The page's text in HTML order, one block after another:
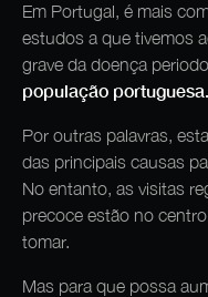
Em Portugal, é mais
estudos a que tivemos
grave da doença
população portuguesa.
Por outras palavras,
das principais causas
No entanto, as visitas
precoce estão no
tomar.
Mas para que possa